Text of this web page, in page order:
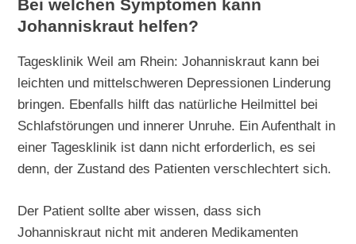
Bei welchen Symptomen kann
Johanniskraut helfen?
Tagesklinik Weil am Rhein: Johanniskraut kann bei
leichten und mittelschweren Depressionen Linderung
bringen. Ebenfalls hilft das natürliche Heilmittel bei
Schlafstörungen und innerer Unruhe. Ein Aufenthalt in
einer Tagesklinik ist dann nicht erforderlich, es sei
denn, der Zustand des Patienten verschlechtert sich.
Der Patient sollte aber wissen, dass sich
Johanniskraut nicht mit anderen Medikamenten